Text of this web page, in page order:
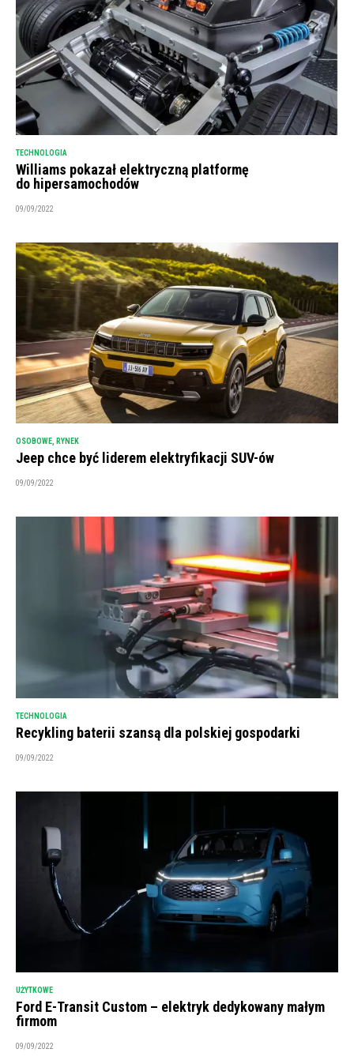
TECHNOLOGIA
Williams pokazał elektryczną platformę
do hipersamochodów
09/09/2022
OSOBOWE, RYNEK
Jeep chce być liderem elektryfikacji SUV-ów
09/09/2022
TECHNOLOGIA
Recykling baterii szansą dla polskiej gospodarki
09/09/2022
UŻYTKOWE
Ford E-Transit Custom – elektryk dedykowany małym
firmom
09/09/2022